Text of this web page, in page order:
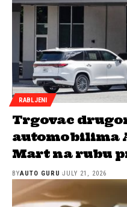
RABLJENI
Trgovac
automobilima
Mart na rubu
BYAUTO GURU JULY 21, 2026